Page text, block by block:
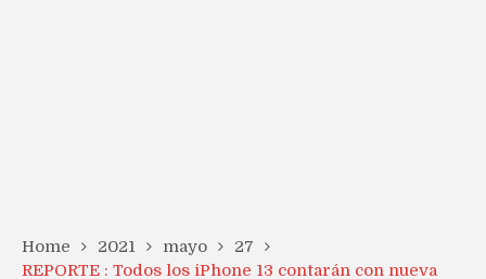
Home 2021 mayo
27
REPORTE : Todos los iPhone 13 contarán con nueva